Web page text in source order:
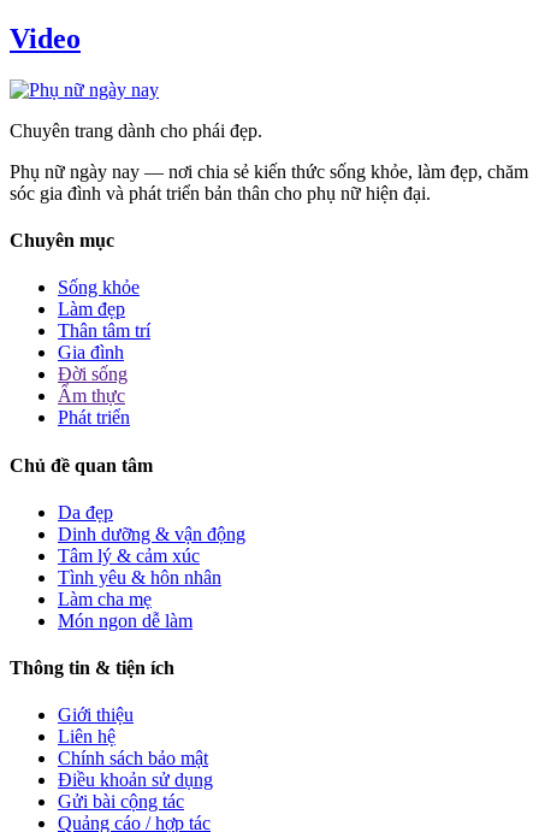
Video
Chuyên trang dành cho phái đẹp.
Phụ nữ ngày nay — nơi chia sẻ kiến thức sống khỏe, làm đẹp, chăm
sóc gia đình và phát triển bản thân cho phụ nữ hiện đại.
Chuyên mục
Sống khỏe
Làm đẹp
Thân tâm trí
Gia đình
Đời sống
Ẩm thực
Phát triển
Chủ đề quan tâm
Da đẹp
Dinh dưỡng & vận động
Tâm lý & cảm xúc
Tình yêu & hôn nhân
Làm cha mẹ
Món ngon dễ làm
Thông tin & tiện ích
Giới thiệu
Liên hệ
Chính sách bảo mật
Điều khoản sử dụng
Gửi bài cộng tác
Quảng cáo / hợp tác